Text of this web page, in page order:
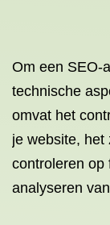
Om een SEO-
technische
omvat het
je website, het
controleren op
analyseren